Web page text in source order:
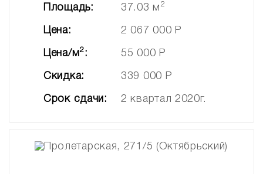
Площадь: 37.03 м 2
Цена: 2 067 000 Р
Цена/м2: 55 000 Р
Скидка: 339 000 Р
Срок сдачи: 2 квартал 2020г.